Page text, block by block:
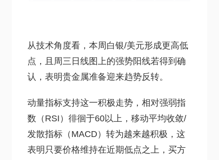
从技术角度看，本周白银/美元形成更高低
点，且周三日线图上的强势阳线若得到确
认，表明贵金属准备迎来趋势反转。
动量指标支持这一积极走势，相对强弱指
数（RSI）徘徊于60以上，移动平均收敛/
发散指标（MACD）转为越来越积极，这
表明只要价格维持在近期低点之上，买方